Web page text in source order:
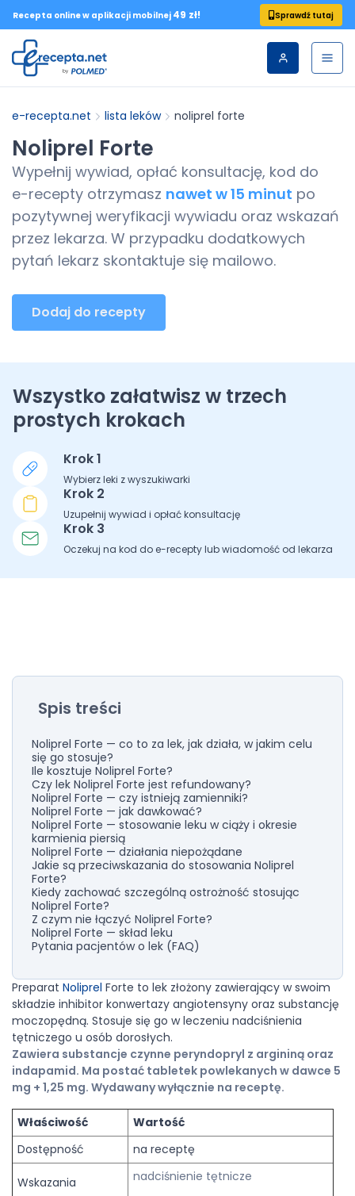
Recepta online w aplikacji mobilnej 49 zł! Sprawdź tutaj
e-recepta.net lista leków noliprel forte
Noliprel Forte
Wypełnij wywiad, opłać konsultację, kod do
e-recepty otrzymasz nawet w 15 minut po
pozytywnej weryfikacji wywiadu oraz wskazań
przez lekarza. W przypadku dodatkowych
pytań lekarz skontaktuje się mailowo.
Dodaj do recepty
Wszystko załatwisz w trzech
prostych krokach
Krok 1
Wybierz leki z wyszukiwarki
Krok 2
Uzupełnij wywiad i opłać konsultację
Krok 3
Oczekuj na kod do e-recepty lub wiadomość od lekarza
Preparat Noliprel Forte to lek złożony zawierający w swoim
składzie inhibitor konwertazy angiotensyny oraz substancję
moczopędną. Stosuje się go w leczeniu nadciśnienia
tętniczego u osób dorosłych.
Zawiera substancje czynne peryndopryl z argininą oraz
indapamid. Ma postać tabletek powlekanych w dawce 5
mg + 1,25 mg. Wydawany wyłącznie na receptę.
Właściwość
Wartość
Dostępność
na receptę
Wskazania nadciśnienie tętnicze
Spis treści
Noliprel Forte — co to za lek, jak działa, w jakim celu
się go stosuje?
Ile kosztuje Noliprel Forte?
Czy lek Noliprel Forte jest refundowany?
Noliprel Forte — czy istnieją zamienniki?
Noliprel Forte — jak dawkować?
Noliprel Forte — stosowanie leku w ciąży i okresie
karmienia piersią
Noliprel Forte — działania niepożądane
Jakie są przeciwskazania do stosowania Noliprel
Forte?
Kiedy zachować szczególną ostrożność stosując
Noliprel Forte?
Z czym nie łączyć Noliprel Forte?
Noliprel Forte — skład leku
Pytania pacjentów o lek (FAQ)